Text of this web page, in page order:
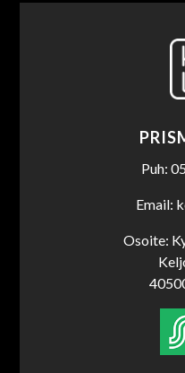
Puh:
Email:
Osoite: